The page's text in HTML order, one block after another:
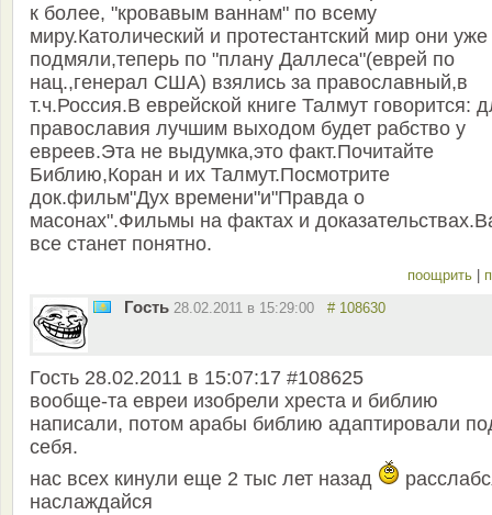
к более, "кровавым ваннам" по всему
миру.Католический и протестантский мир они уже
подмяли,теперь по "плану Даллеса"(еврей по
нац.,генерал США) взялись за православный,в
т.ч.Россия.В еврейской книге Талмут говорится:
православия лучшим выходом будет рабство у
евреев.Эта не выдумка,это факт.Почитайте
Библию,Коран и их Талмут.Посмотрите
док.фильм"Дух времени"и"Правда о
масонах".Фильмы на фактах и
все станет понятно.
поощрить
Гость 28.02.2011 в 15:29:00 # 108630
Гость 28.02.2011 в 15:07:17 #108625
вообще-та евреи изобрели хреста и библию
написали, потом арабы библию адаптировали
себя.
нас всех кинули еще 2 тыс лет назад
наслаждайся